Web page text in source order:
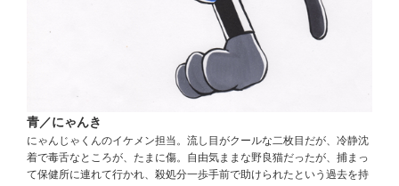
青／にゃんき
にゃんじゃくんのイケメン担当。流し目がクールな二枚目だが、冷静沈
着で毒舌なところが、たまに傷。自由気ままな野良猫だったが、捕まっ
て保健所に連れて行かれ、殺処分一歩手前で助けられたという過去を持